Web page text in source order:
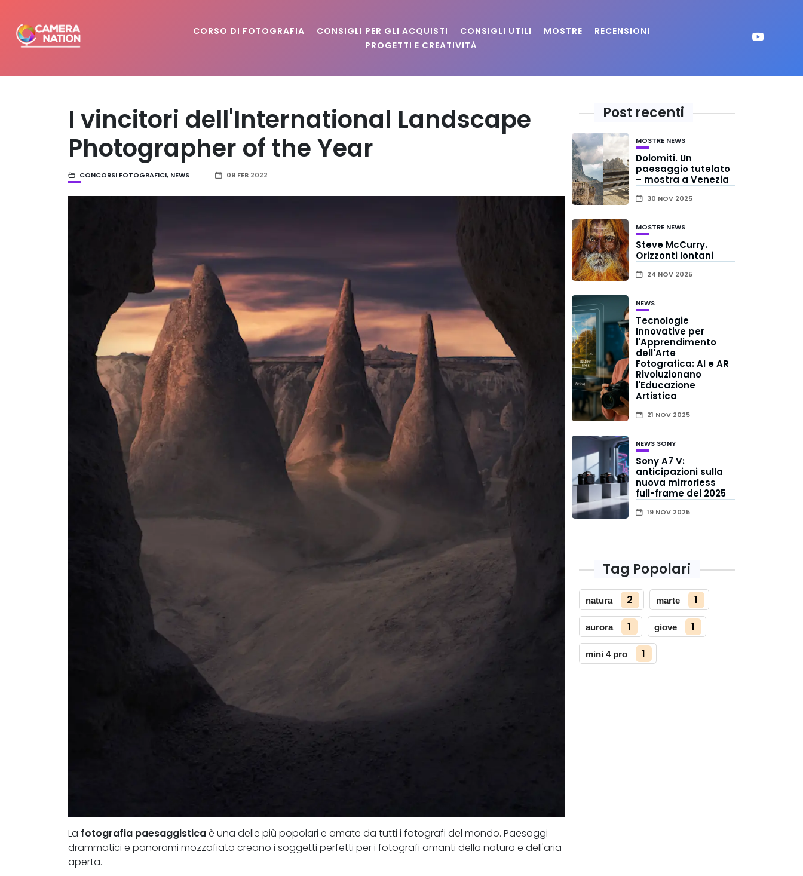
CORSO DI FOTOGRAFIA CONSIGLI PER GLI ACQUISTI CONSIGLI UTILI MOSTRE
RECENSIONI
PROGETTI E CREATIVITÀ
I vincitori dell'International Landscape
Photographer of the Year
CONCORSI FOTOGRAFICI, NEWS 09 FEB 2022
La fotografia paesaggisticaè una delle più popolari e amate da tutti i fotografi del mondo. Paesaggi
drammatici e panorami mozzafiato creano i soggetti perfetti per i fotografi amanti della natura e dell'aria
aperta.
Post recenti
MOSTRE NEWS
Dolomiti. Un
paesaggio tutelato
– mostra a Venezia
30 NOV 2025
MOSTRE NEWS
Steve McCurry.
Orizzonti lontani
24 NOV 2025
NEWS
Tecnologie
Innovative per
l'Apprendimento
dell'Arte
Fotografica: AI e AR
Rivoluzionano
l'Educazione
Artistica
21 NOV 2025
NEWS SONY
Sony A7 V:
anticipazioni sulla
nuova mirrorless
full-frame del 2025
19 NOV 2025
Tag Popolari
natura 2 marte 1
aurora 1 giove 1
mini 4 pro 1